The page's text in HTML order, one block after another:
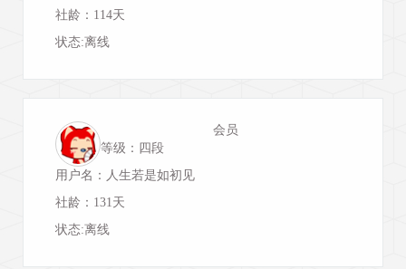
社龄：114天
状态:离线
会员
等级：四段
用户名：人生若是如初见
社龄：131天
状态:离线